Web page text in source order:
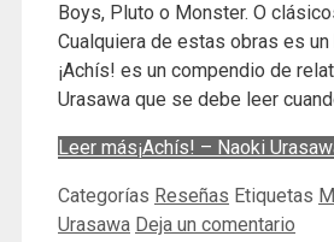
Boys, Pluto o Monster. O
Cualquiera de estas obras es un
¡Achís! es un compendio de
Urasawa que se debe leer
Leer más¡Achís! – Naoki
Categorías Reseñas Etiquetas
Urasawa Deja un comentario